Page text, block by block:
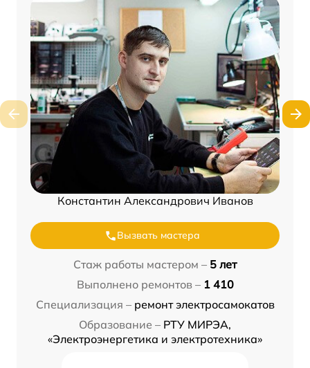
Константин Александрович Иванов
Вызвать мастера
Стаж работы мастером – 5 лет
Выполнено ремонтов – 1 410
Специализация – ремонт электросамокатов
Образование – РТУ МИРЭА,
«Электроэнергетика и электротехника»